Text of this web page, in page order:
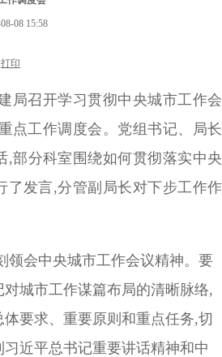
08 15:58
打印
局召开学习贯彻中央城市工作会
点工作调度会。党组书记、局长
,部分科室围绕如何贯彻落实中央
了发言,分管副局长对下步工作作
会中央城市工作会议精神。要
城市工作谋篇布局的清晰脉络,
要求、重要原则和重点任务,切
近平总书记重要讲话精神和中